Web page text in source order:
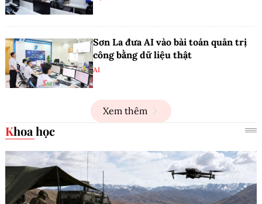
Sơn La đưa AI vào bài toán quản trị
công bằng dữ liệu thật
AI
Xem thêm
Khoa học